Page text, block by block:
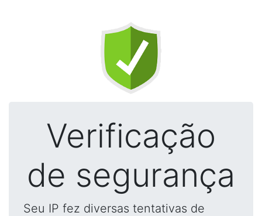
Verificação
de segurança
Seu IP fez diversas tentativas de